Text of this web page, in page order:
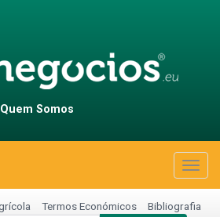
Quem Somos
Termos Económicos Bibliografia